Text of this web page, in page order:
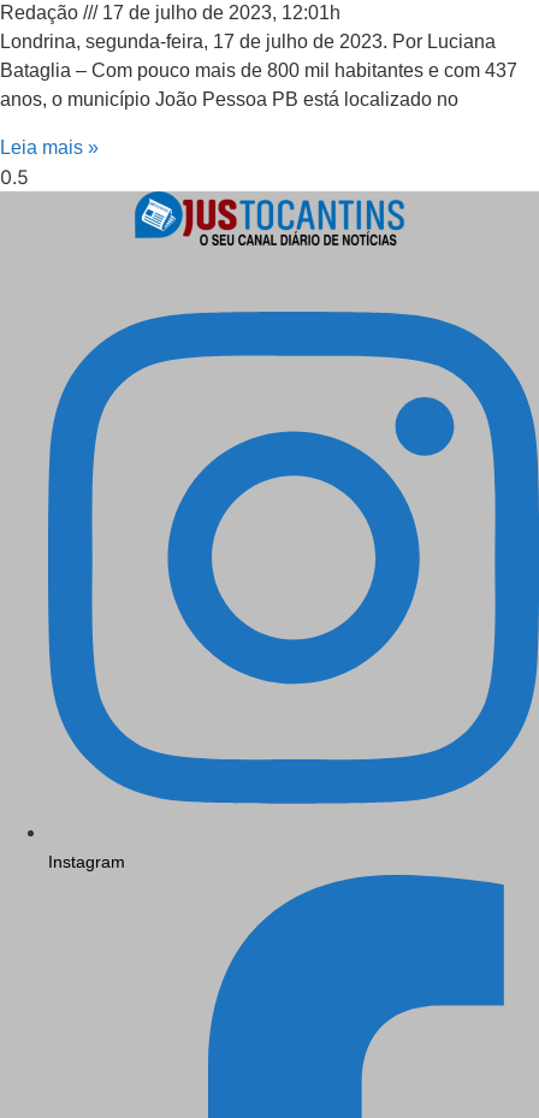
Redação
17 de julho de 2023, 12:01h
Londrina, segunda-feira, 17 de julho de 2023. Por Luciana
Bataglia – Com pouco mais de 800 mil habitantes e com 437
anos, o município João Pessoa PB está localizado no
Leia mais »
Instagram